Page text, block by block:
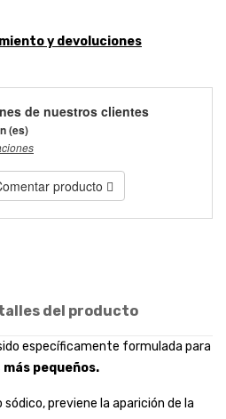
y devoluciones
de nuestros clientes
(es)
producto
del producto
específicamente formulada para
más pequeños.
previene la aparición de la